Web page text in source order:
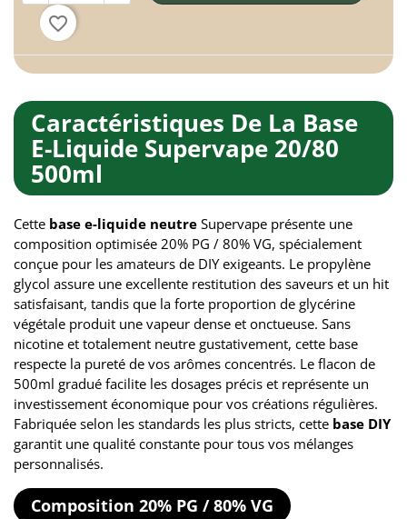
favorite_border
Caractéristiques De La Base
E-Liquide Supervape 20/80
500ml
Cette base e-liquide neutre Supervape présente une
composition optimisée 20% PG / 80% VG, spécialement
conçue pour les amateurs de DIY exigeants. Le propylène
glycol assure une excellente restitution des saveurs et un hit
satisfaisant, tandis que la forte proportion de glycérine
végétale produit une vapeur dense et onctueuse. Sans
nicotine et totalement neutre gustativement, cette base
respecte la pureté de vos arômes concentrés. Le flacon de
500ml gradué facilite les dosages précis et représente un
investissement économique pour vos créations régulières.
Fabriquée selon les standards les plus stricts, cette base DIY
garantit une qualité constante pour tous vos mélanges
personnalisés.
Composition 20% PG / 80% VG